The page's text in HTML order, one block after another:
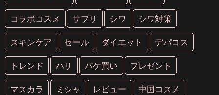
コラボコスメ サプリ シワ シワ対策
スキンケア セール ダイエット デパコス
トレンド ハリ パケ買い プレゼント
マスカラ ミシャ レビュー 中国コスメ